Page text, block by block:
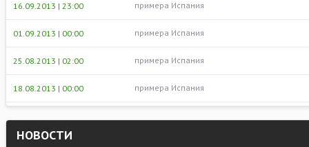
16.09.2013 | 23:00 примера Испания
01.09.2013 | 00:00 примера Испания
25.08.2013 | 02:00 примера Испания
18.08.2013 | 00:00 примера Испания
НОВОСТИ